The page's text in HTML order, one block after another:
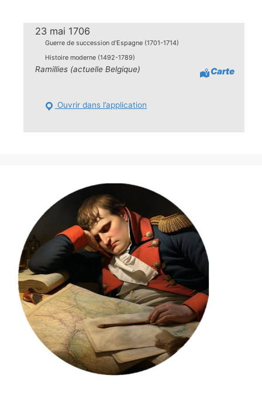
23 mai 1706
Guerre de succession d'Espagne (1701-1714)
Histoire moderne (1492-1789)
Ramillies (actuelle Belgique) Carte
Ouvrir dans l’application